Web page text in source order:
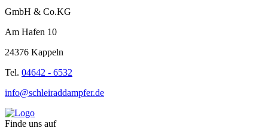
GmbH & Co.KG
Am Hafen 10
24376 Kappeln
Tel. 04642 - 6532
info@schleiraddampfer.de
Finde uns auf